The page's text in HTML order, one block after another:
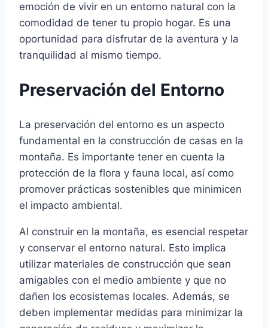
emoción de vivir en un entorno natural con la
comodidad de tener tu propio hogar. Es una
oportunidad para disfrutar de la aventura y la
tranquilidad al mismo tiempo.
Preservación del Entorno
La preservación del entorno es un aspecto
fundamental en la construcción de casas en la
montaña. Es importante tener en cuenta la
protección de la flora y fauna local, así como
promover prácticas sostenibles que minimicen
el impacto ambiental.
Al construir en la montaña, es esencial respetar
y conservar el entorno natural. Esto implica
utilizar materiales de construcción que sean
amigables con el medio ambiente y que no
dañen los ecosistemas locales. Además, se
deben implementar medidas para minimizar la